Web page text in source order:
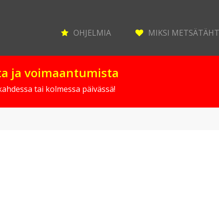
OHJELMIA MIKSI
ja voimaantumista
tai kolmessa päivässä!